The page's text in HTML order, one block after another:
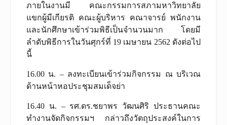
ภายในงานมี คณะกรรมการสภามหาวิทยาลัย
แขกผู้มีเกียรติ คณะผู้บริหาร คณาจารย์ พนักงาน
และนักศึกษาเข้าร่วมพิธีเป็นจำนวนมาก โดยมี
ลำดับพิธีการในวันศุกร์ที่ 19 เมษายน 2562 ดังต่อไป
นี้
16.00 น. – ลงทะเบียนเข้าร่วมกิจกรรม ณ บริเวณ
ด้านหน้าหอประชุมสมเด็จย่า
16.40 น. – รศ.ดร.ชยาพร วัฒนศิริ ประธานคณะ
ทำงานจัดกิจกรรมฯ กล่าวถึงวัตถุประสงค์ในการ